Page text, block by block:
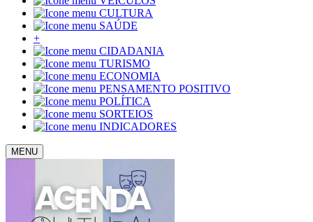
CULTURA
SAÚDE
+
CIDADANIA
TURISMO
ECONOMIA
PENSAMENTO POSITIVO
POLÍTICA
SORTEIOS
INDICADORES
MENU